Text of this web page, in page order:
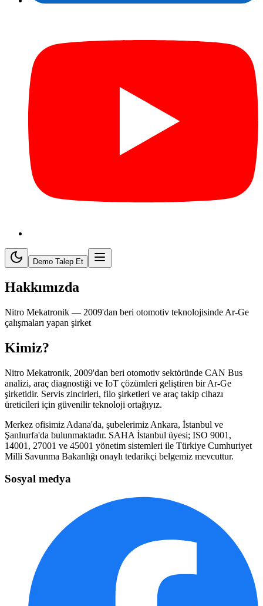
Demo Talep Et
Hakkımızda
Nitro Mekatronik — 2009'dan beri otomotiv teknolojisinde Ar-Ge
çalışmaları yapan şirket
Kimiz?
Nitro Mekatronik, 2009'dan beri otomotiv sektöründe CAN Bus
analizi, araç diagnostiği ve IoT çözümleri geliştiren bir Ar-Ge
şirketidir. Servis zincirleri, filo şirketleri ve araç takip cihazı
üreticileri için güvenilir teknoloji ortağıyız.
Merkez ofisimiz Adana'da, şubelerimiz Ankara, İstanbul ve
Şanlıurfa'da bulunmaktadır. SAHA İstanbul üyesi; ISO 9001,
14001, 27001 ve 45001 yönetim sistemleri ile Türkiye Cumhuriyet
Milli Savunma Bakanlığı onaylı tedarikçi belgemiz mevcuttur.
Sosyal medya